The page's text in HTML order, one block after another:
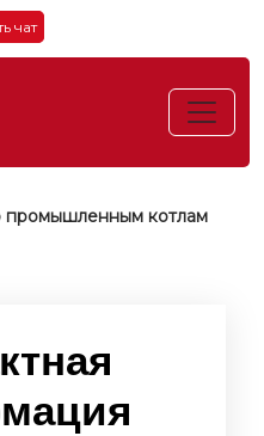
чат
промышленным котлам